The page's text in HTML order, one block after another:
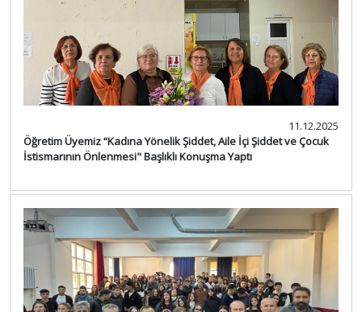
11.12.2025
Öğretim Üyemiz “Kadına Yönelik Şiddet, Aile İçi Şiddet ve Çocuk
İstismarının Önlenmesi" Başlıklı Konuşma Yaptı